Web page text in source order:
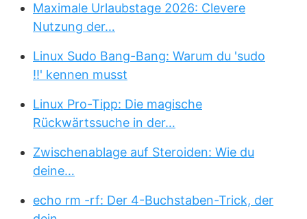
Maximale Urlaubstage 2026: Clevere
Nutzung der…
Linux Sudo Bang-Bang: Warum du 'sudo
!!' kennen musst
Linux Pro-Tipp: Die magische
Rückwärtssuche in der…
Zwischenablage auf Steroiden: Wie du
deine…
echo rm -rf: Der 4-Buchstaben-Trick, der